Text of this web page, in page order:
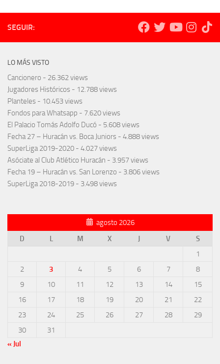
SEGUIR:
LO MÁS VISTO
Cancionero - 26.362 views
Jugadores Históricos - 12.788 views
Planteles - 10.453 views
Fondos para Whatsapp - 7.620 views
El Palacio Tomás Adolfo Ducó - 5.608 views
Fecha 27 – Huracán vs. Boca Juniors - 4.888 views
SuperLiga 2019-2020 - 4.027 views
Asóciate al Club Atlético Huracán - 3.957 views
Fecha 19 – Huracán vs. San Lorenzo - 3.806 views
SuperLiga 2018-2019 - 3.498 views
agosto 2026
D
L M X J V
S
1
2
3 4 5 6 7
8
9
10 11 12 13 14
15
16
17 18 19 20 21
22
23
24 25 26 27 28
29
30
31
« Jul